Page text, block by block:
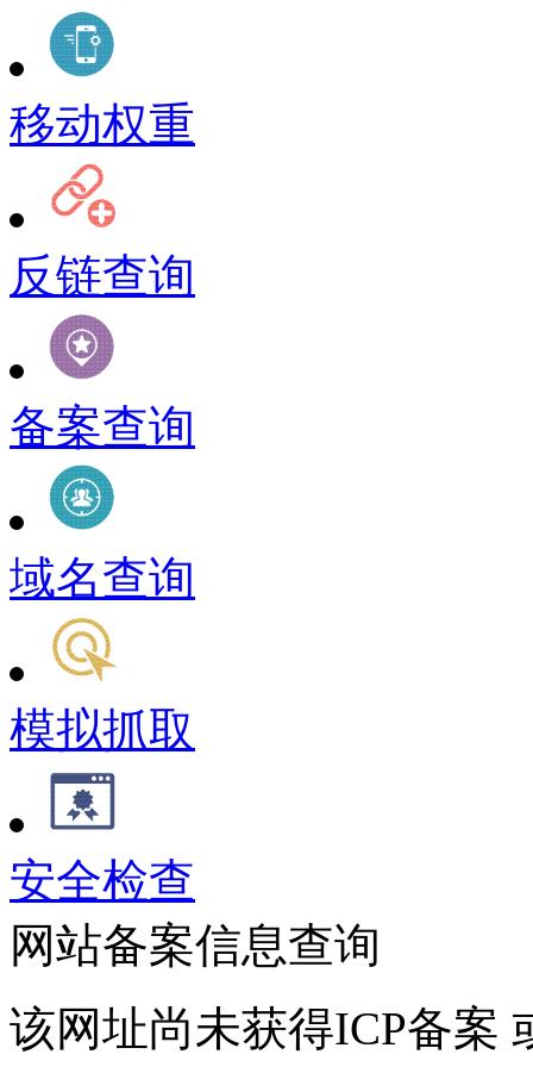
移动权重
反链查询
备案查询
域名查询
模拟抓取
安全检查
网站备案信息查询
该网址尚未获得ICP备案